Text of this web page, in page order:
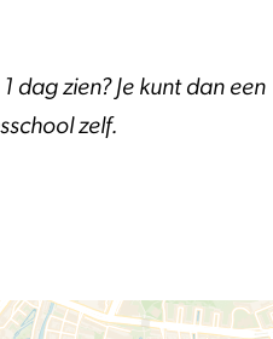
dag zien? Je kunt dan een
zelf.